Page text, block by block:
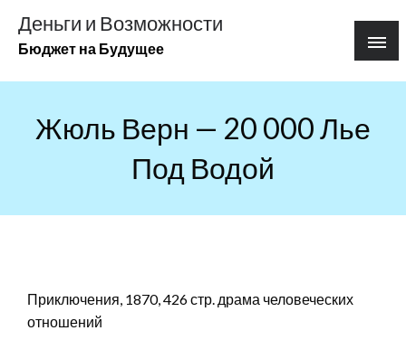
содержимому
Деньги и Возможности
Бюджет на Будущее
Жюль Верн — 20 000 Лье
Под Водой
Приключения, 1870, 426 стр. драма человеческих
отношений